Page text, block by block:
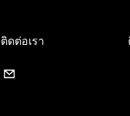
ติดต่อเรา